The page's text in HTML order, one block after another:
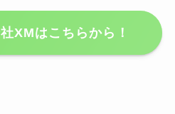
XMはこちらから！